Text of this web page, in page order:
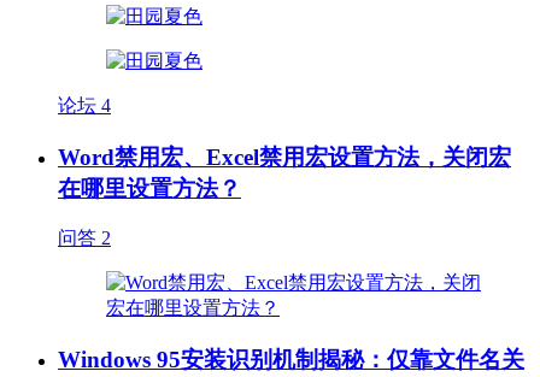
论坛 4
Word禁用宏、Excel禁用宏设置方法，关闭宏
在哪里设置方法？
问答 2
Windows 95安装识别机制揭秘：仅靠文件名关